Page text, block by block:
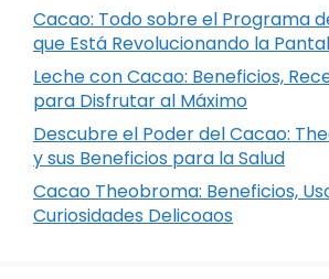
Cacao: Todo sobre el Programa
que Está Revolucionando la
Leche con Cacao: Beneficios,
para Disfrutar al Máximo
Descubre el Poder del Cacao:
y sus Beneficios para la Salud
Cacao Theobroma: Beneficios,
Curiosidades Delicoaos